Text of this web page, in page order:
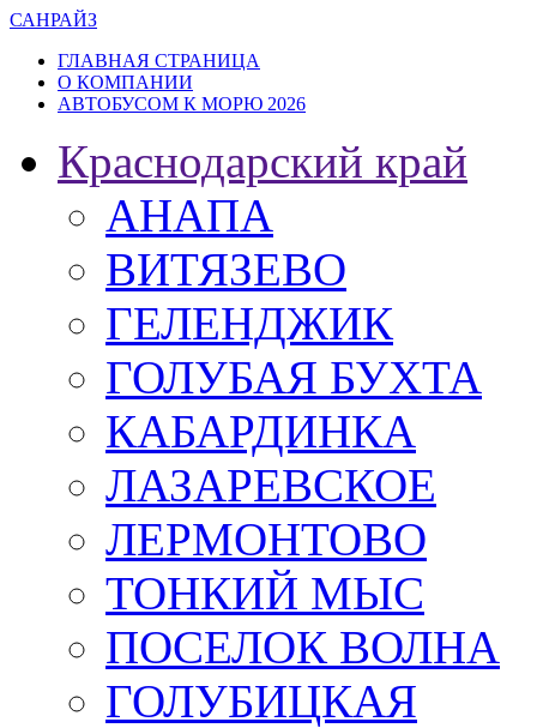
САНРАЙЗ
ГЛАВНАЯ СТРАНИЦА
О КОМПАНИИ
АВТОБУСОМ К МОРЮ 2026
Краснодарский край
АНАПА
ВИТЯЗЕВО
ГЕЛЕНДЖИК
ГОЛУБАЯ БУХТА
КАБАРДИНКА
ЛАЗАРЕВСКОЕ
ЛЕРМОНТОВО
ТОНКИЙ МЫС
ПОСЕЛОК ВОЛНА
ГОЛУБИЦКАЯ